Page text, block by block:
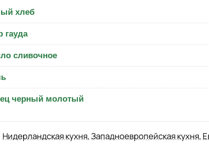
хлеб
гауда
сливочное
черный молотый
Нидерландская кухня,Западноевропейская кухня,